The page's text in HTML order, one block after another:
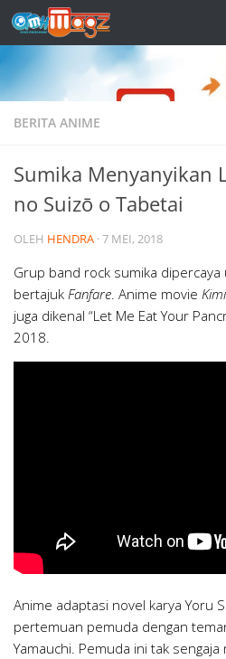
Skip to content
BERITA ANIME
Sumika Menyanyikan
no Suizō o Tabetai
OLEH HENDRA ·7 MEI, 2018
Grup band rock sumika
bertajuk Fanfare . Anime movie
juga dikenal “Let Me Eat Your
2018.
Anime adaptasi novel karya Yoru
pertemuan pemuda dengan
Yamauchi. Pemuda ini tak